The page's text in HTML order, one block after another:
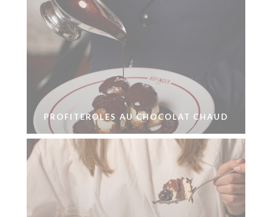
PROFITEROLES AU CHOCOLAT CHAUD